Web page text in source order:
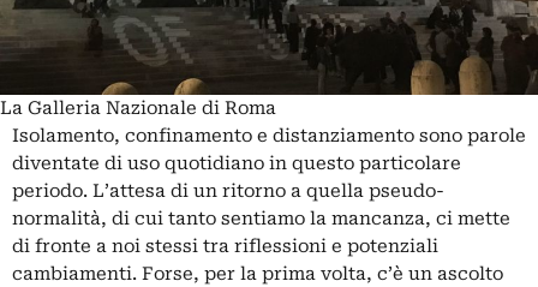
La Galleria Nazionale di Roma
Isolamento, confinamento e distanziamento sono parole
diventate di uso quotidiano in questo particolare
periodo. L’attesa di un ritorno a quella pseudo-
normalità, di cui tanto sentiamo la mancanza, ci mette
di fronte a noi stessi tra riflessioni e potenziali
cambiamenti. Forse, per la prima volta, c’è un ascolto